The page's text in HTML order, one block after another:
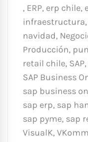
, ERP, erp chile,
infraestructura,
navidad,
Producción,
retail chile, SAP,
SAP Business
sap business
sap erp, sap
sap pyme, sap
VisualK,